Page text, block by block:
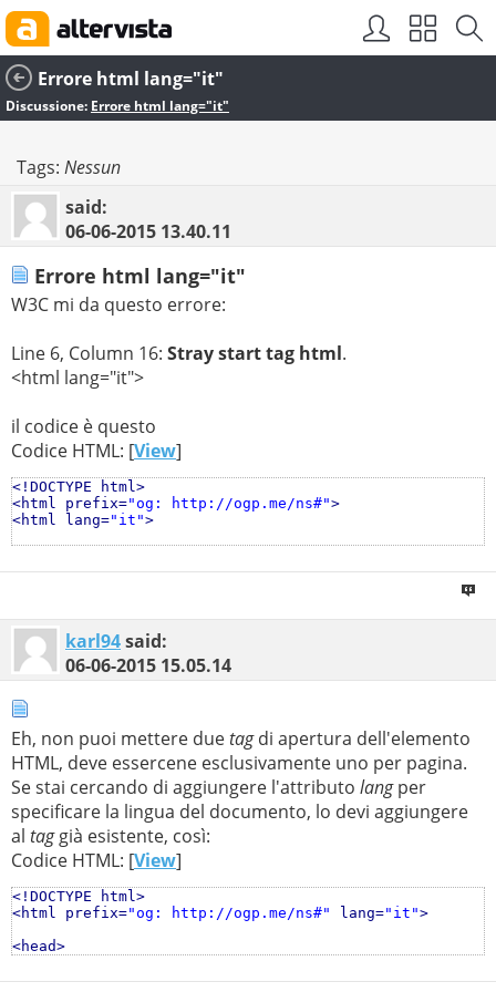
Errore html lang="it"
Discussione: Errore html lang="it"
Tags: Nessun
said:
06-06-2015 13.40.11
Errore html lang="it"
W3C mi da questo errore:
Line 6, Column 16: Stray start tag html.
<html lang="it">
il codice è questo
Codice HTML: [View]
<!DOCTYPE html>
<html prefix="og: http://ogp.me/ns#">
<html lang="it">
...
karl94said:
06-06-2015 15.05.14
Eh, non puoi mettere duetagdi apertura dell'elemento
HTML, deve essercene esclusivamente uno per pagina.
Se stai cercando di aggiungere l'attributo langper
specificare la lingua del documento, lo devi aggiungere
al taggià esistente, così:
Codice HTML: [View]
<!DOCTYPE html>
<html prefix="og: http://ogp.me/ns#" lang="it">
<head>